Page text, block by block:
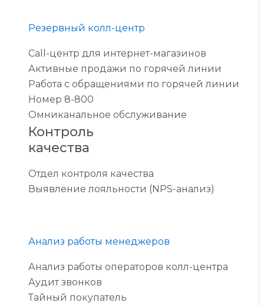
Резервный колл-центр
Call-центр для интернет-магазинов
Активные продажи по горячей линии
Работа с обращениями по горячей линии
Номер 8-800
Омниканальное обслуживание
Контроль
качества
Отдел контроля качества
Выявление лояльности (NPS-анализ)
Анализ работы менеджеров
Анализ работы операторов колл-центра
Аудит звонков
Тайный покупатель